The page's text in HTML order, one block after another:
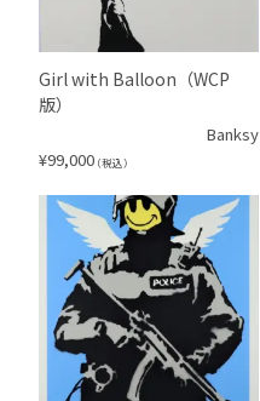
Girl with Balloon（WCP
版）
Banksy
¥99,000 （税込）